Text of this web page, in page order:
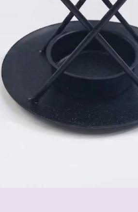
PPM/Hollandleinen:
dazu geeignet am Boden schleifen
Fäden/es entsteht Pilling. Das
Bei unsachgemäßem Gebrauch